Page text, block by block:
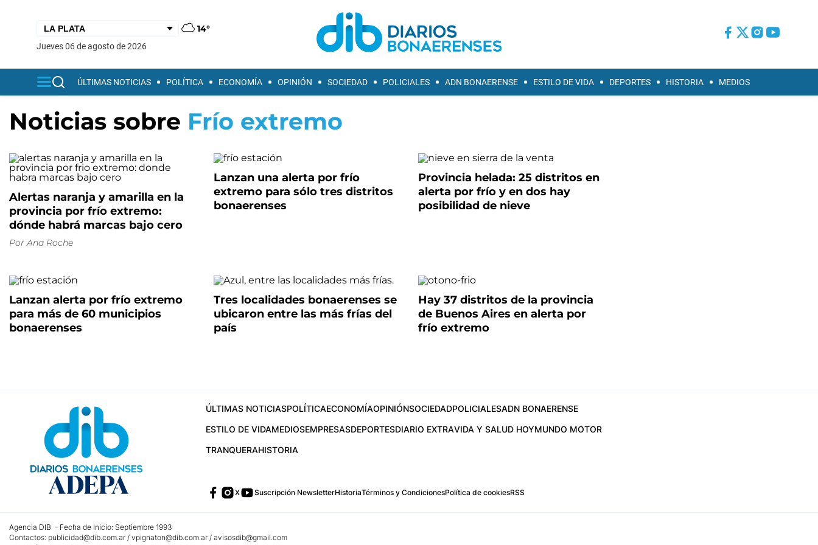
14°
jueves 06 de agosto de 2026
ÚLTIMAS NOTICIAS POLÍTICA ECONOMÍA OPINIÓN SOCIEDAD POLICIALES ADN BONAERENSE ESTILO DE VIDA DEPORTES HISTORIA MEDIOS
Noticias sobre Frío extremo
Alertas naranja y amarilla en la
provincia por frío extremo:
dónde habrá marcas bajo cero
Por Ana Roche
Lanzan una alerta por frío
extremo para sólo tres distritos
bonaerenses
Provincia helada: 25 distritos en
alerta por frío y en dos hay
posibilidad de nieve
Lanzan alerta por frío extremo
para más de 60 municipios
bonaerenses
Tres localidades bonaerenses se
ubicaron entre las más frías del
país
Hay 37 distritos de la provincia
de Buenos Aires en alerta por
frío extremo
ÚLTIMAS NOTICIASPOLÍTICAECONOMÍAOPINIÓNSOCIEDADPOLICIALESADN BONAERENSE
ESTILO DE VIDAMEDIOSEMPRESASDEPORTESDIARIO EXTRAVIDA Y SALUD HOYMUNDO MOTOR
TRANQUERAHISTORIA
X Suscripción NewsletterHistoriaTérminos y CondicionesPolítica de cookiesRSS
Agencia DIB - Fecha de Inicio: Septiembre 1993
Contactos: publicidad@dib.com.ar / vpignaton@dib.com.ar / avisosdib@gmail.com